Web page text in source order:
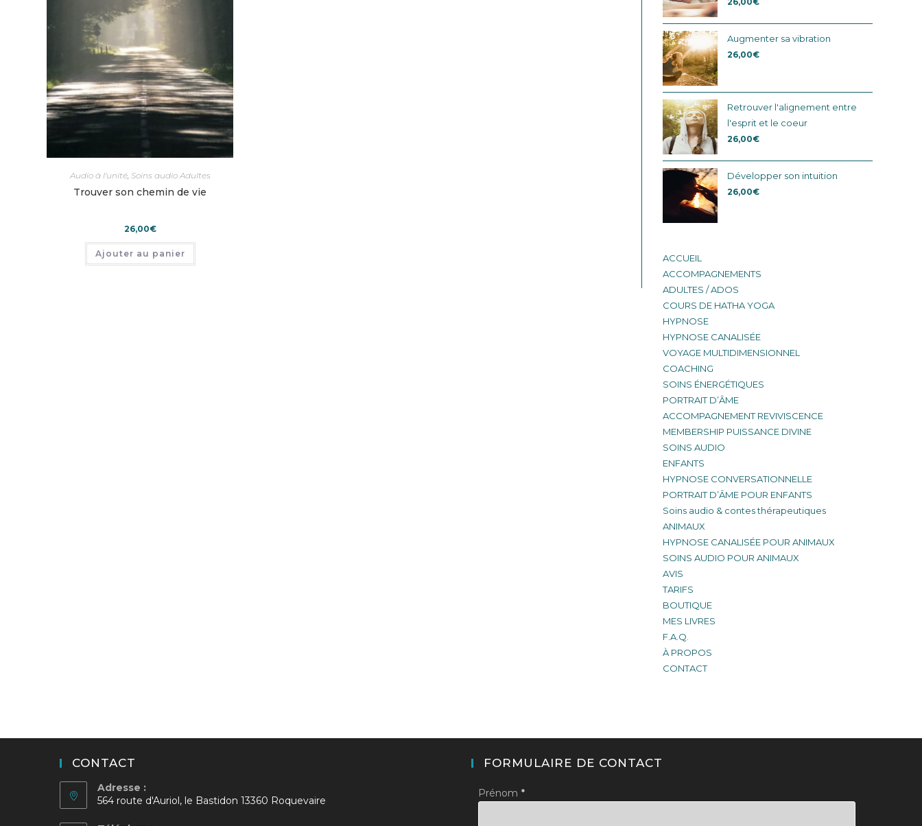
Audio à l'unité, Soins audio Adultes
Trouver son chemin de vie
26,00€
Ajouter au panier
Augmenter sa vibration
26,00€
Retrouver l'alignement entre
l'esprit et le coeur
26,00€
Développer son intuition
26,00€
ACCUEIL
ACCOMPAGNEMENTS
ADULTES / ADOS
COURS DE HATHA YOGA
HYPNOSE
HYPNOSE CANALISÉE
VOYAGE MULTIDIMENSIONNEL
COACHING
SOINS ÉNERGÉTIQUES
PORTRAIT D’ÂME
ACCOMPAGNEMENT REVIVISCENCE
MEMBERSHIP PUISSANCE DIVINE
SOINS AUDIO
ENFANTS
HYPNOSE CONVERSATIONNELLE
PORTRAIT D’ÂME POUR ENFANTS
Soins audio & contes thérapeutiques
ANIMAUX
HYPNOSE CANALISÉE POUR ANIMAUX
SOINS AUDIO POUR ANIMAUX
AVIS
TARIFS
BOUTIQUE
MES LIVRES
F.A.Q.
À PROPOS
CONTACT
CONTACT
Adresse :
564 route d'Auriol, le Bastidon 13360 Roquevaire
FORMULAIRE DE CONTACT
Prénom *